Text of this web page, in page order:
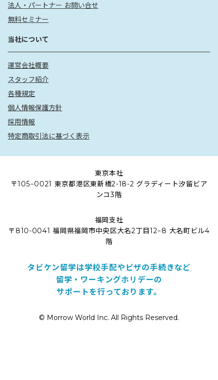
法人・パートナー お問い合せ
無料セミナー
当社について
運営会社概要
スタッフ紹介
各種規定
個人情報保護方針
採用情報
特定商取引法に基づく表示
東京本社
〒105−0021 東京都港区東新橋2-18-2 グラディート汐留ビア
ンコ3階
福岡支社
〒810-0041 福岡県福岡市中央区大名2丁目12−8 大名町ビル4
階
タビケン留学は学校手配やビザの手続きなど
留学・ワーキングホリデーの
サポートを行っております。
© Morrow World Inc. All Rights Reserved.